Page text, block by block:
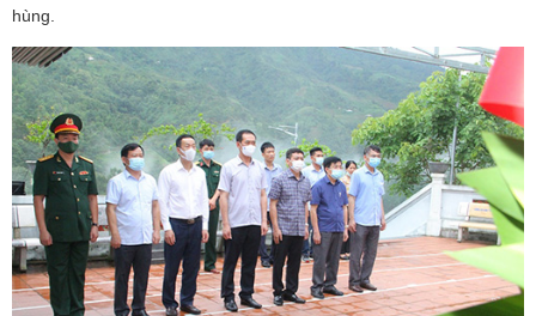
hùng.